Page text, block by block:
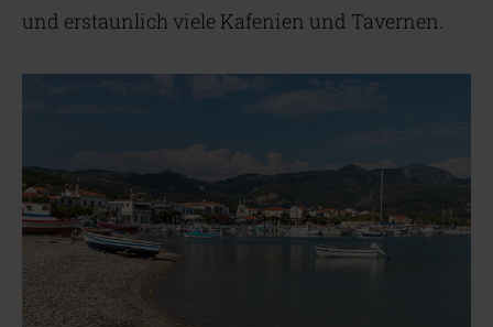
und erstaunlich viele Kafenien und Tavernen.